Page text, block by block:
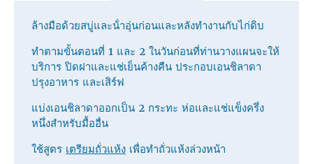
ล้างมือด้วยสบู่และน้ําอุ่นก่อนและหลังทํางานกับไก่ดิบ
ทําตามขั้นตอนที่ 1 และ 2 ในวันก่อนที่ท่านวางแผนจะให้
บริการ ปิดฝาและแช่เย็นค้างคืน ประกอบเอนชิลาดา
ปรุงอาหาร และเสิร์ฟ
แบ่งเอนชิลาดาออกเป็น 2 กระทะ ห่อและแช่แข็งครึ่ง
หนึ่งสําหรับมื้ออื่น
ใช้สูตร เตรียมถั่วแห้ง เพื่อทําถั่วแห้งล่วงหน้า